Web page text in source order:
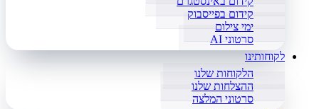
קידום בפייסבוק
ימי צילום
סרטוני AI
לקוחותינו
הלקוחות שלנו
ההצלחות שלנו
סרטוני המלצה